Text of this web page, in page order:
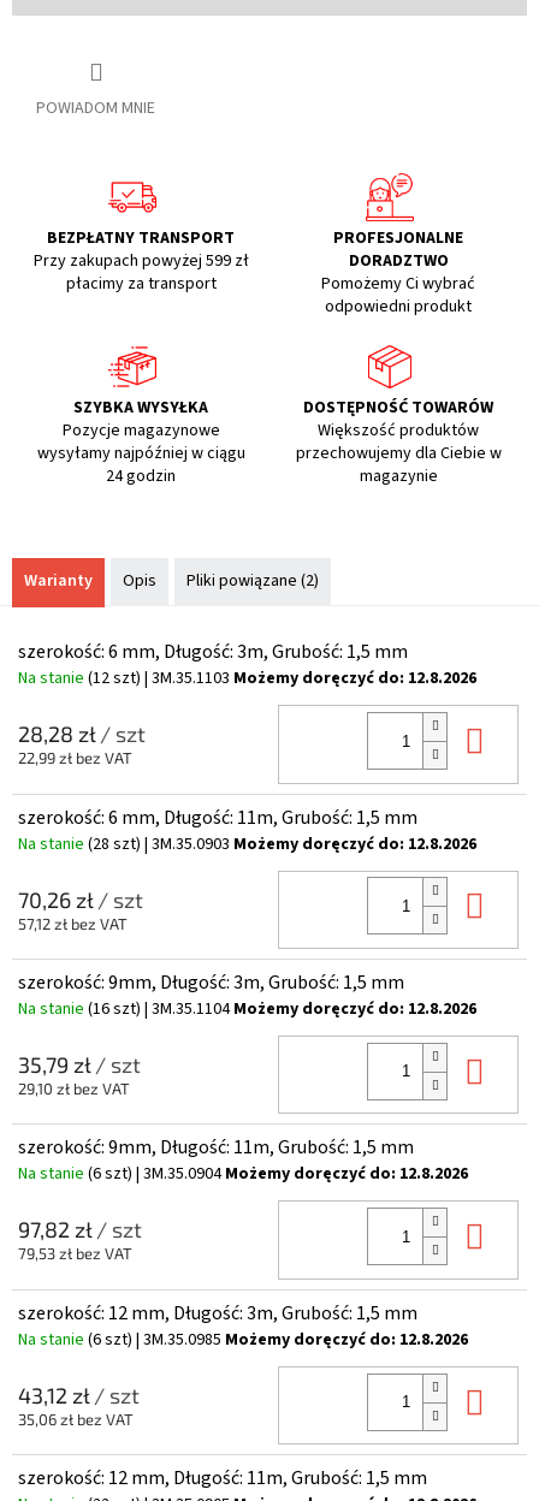
POWIADOM MNIE
BEZPŁATNY TRANSPORT
Przy zakupach powyżej 599 zł
płacimy za transport
PROFESJONALNE
DORADZTWO
Pomożemy Ci wybrać
odpowiedni produkt
SZYBKA WYSYŁKA
Pozycje magazynowe
wysyłamy najpóźniej w ciągu
24 godzin
DOSTĘPNOŚĆ TOWARÓW
Większość produktów
przechowujemy dla Ciebie w
magazynie
Warianty Opis Pliki powiązane (2)
szerokość: 6 mm, Długość: 3m, Grubość: 1,5 mm
Na stanie (12 szt) | 3M.35.1103 Możemy doręczyć do: 12.8.2026
28,28 zł/ szt
22,99 zł bez VAT
szerokość: 6 mm, Długość: 11m, Grubość: 1,5 mm
Na stanie (28 szt) | 3M.35.0903 Możemy doręczyć do: 12.8.2026
70,26 zł/ szt
57,12 zł bez VAT
szerokość: 9mm, Długość: 3m, Grubość: 1,5 mm
Na stanie (16 szt) | 3M.35.1104Możemy doręczyć do: 12.8.2026
35,79 zł/ szt
29,10 zł bez VAT
szerokość: 9mm, Długość: 11m, Grubość: 1,5 mm
Na stanie (6 szt) | 3M.35.0904Możemy doręczyć do: 12.8.2026
97,82 zł/ szt
79,53 zł bez VAT
szerokość: 12 mm, Długość: 3m, Grubość: 1,5 mm
Na stanie (6 szt) | 3M.35.0985 Możemy doręczyć do: 12.8.2026
43,12 zł/ szt
35,06 zł bez VAT
szerokość: 12 mm, Długość: 11m, Grubość: 1,5 mm